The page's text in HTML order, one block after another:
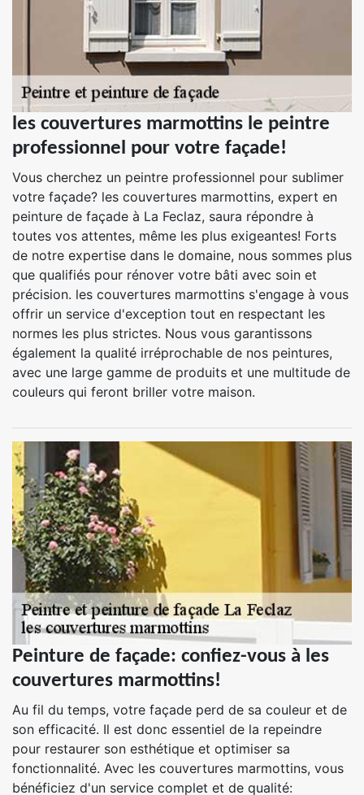
les couvertures marmottins le peintre
professionnel pour votre façade!
Vous cherchez un peintre professionnel pour sublimer
votre façade? les couvertures marmottins, expert en
peinture de façade à La Feclaz, saura répondre à
toutes vos attentes, même les plus exigeantes! Forts
de notre expertise dans le domaine, nous sommes plus
que qualifiés pour rénover votre bâti avec soin et
précision. les couvertures marmottins s'engage à vous
offrir un service d'exception tout en respectant les
normes les plus strictes. Nous vous garantissons
également la qualité irréprochable de nos peintures,
avec une large gamme de produits et une multitude de
couleurs qui feront briller votre maison.
Peinture de façade: confiez-vous à les
couvertures marmottins!
Au fil du temps, votre façade perd de sa couleur et de
son efficacité. Il est donc essentiel de la repeindre
pour restaurer son esthétique et optimiser sa
fonctionnalité. Avec les couvertures marmottins, vous
bénéficiez d'un service complet et de qualité: